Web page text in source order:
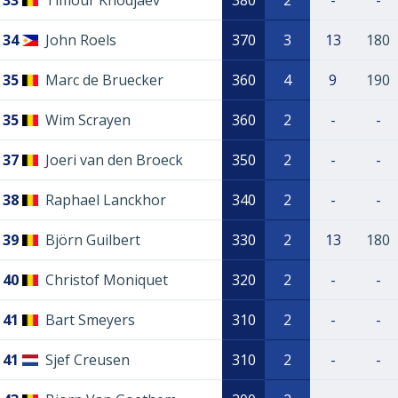
34 John Roels 370 3 13 180
35 Marc de Bruecker 360 4 9 190
35 Wim Scrayen 360 2 - -
37 Joeri van den Broeck 350 2 - -
38 Raphael Lanckhor 340 2 - -
39 Björn Guilbert 330 2 13 180
40 Christof Moniquet 320 2 - -
41 Bart Smeyers 310 2 - -
41 Sjef Creusen 310 2 - -